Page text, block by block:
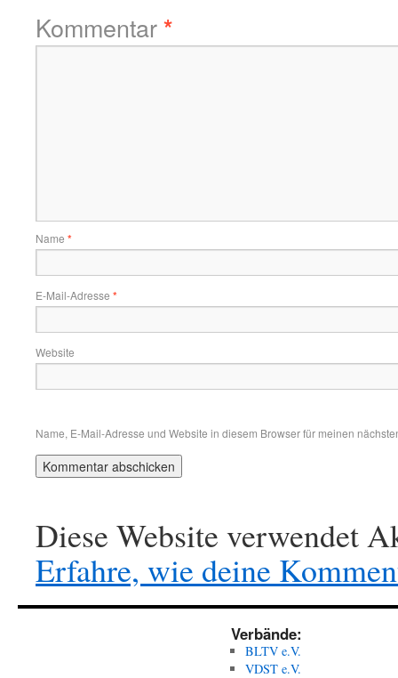
Kommentar*
Name *
E-Mail-Adresse *
Website
Name, E-Mail-Adresse und Website in diesem Browser für meinen
Diese Website verwendet
Erfahre, wie deine
Verbände:
BLTV e.V.
VDST e.V.